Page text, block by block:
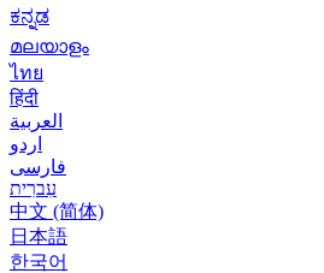
ಕನ್ನಡ
മലയാളം
ไทย
हिंदी
العربية
اردو
فارسی
עִברִית
中文 (简体)
日本語
한국어